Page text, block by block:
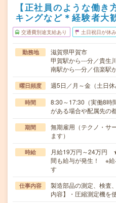
【正社員のような働き
キングなど＊経験者大
交通費別途支給あり 土日祝日が休み
勤務地
滋賀県甲賀市
甲賀駅から---分／貴生
南駅から---分／信楽駅
曜日頻度 週5日／月～金（土日休
時間
8:30～17:30（実働8時
がある場合や配属先の
期間
無期雇用（テクノ・サ
ます）
時給
月給19万円～24万円
間も給与が発生！ ※給
す
仕事内容
製造部品の測定、検査
内容】・圧縮測定機を